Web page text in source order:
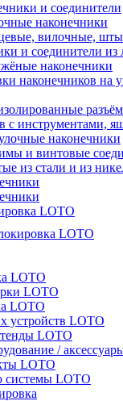
и соединители
наконечники
вилочные,
и соединители из
наконечники
наконечников на
с инструментами,
наконечники
и винтовые
из стали и из
LOTO
LOTO
LOTO
LOTO
LOTO
устройств LOTO
LOTO
/
LOTO
системы LOTO